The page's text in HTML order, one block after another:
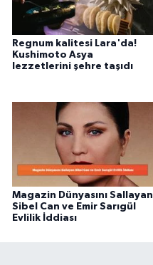
Regnum kalitesi Lara'da!
Kushimoto Asya
lezzetlerini şehre taşıdı
Magazin Dünyasını Sallayan
Sibel Can ve Emir Sarıgül
Evlilik İddiası